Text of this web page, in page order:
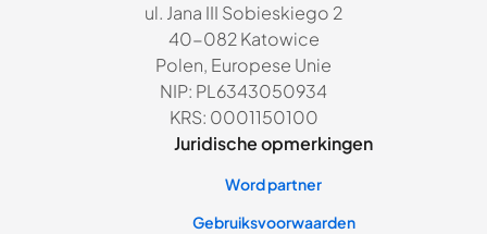
ul. Jana III Sobieskiego 2
40-082 Katowice
Polen, Europese Unie
NIP: PL6343050934
KRS: 0001150100
Juridische opmerkingen
Word partner
Gebruiksvoorwaarden